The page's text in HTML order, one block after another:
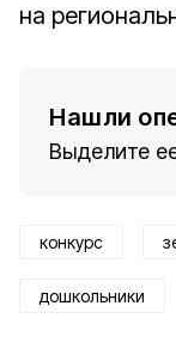
на
Нашли
Выделите
конкурс
дошкольники